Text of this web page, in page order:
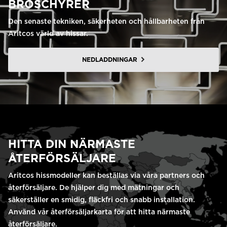
BROSCHYRER
Den senaste tekniken, säkerheten och hållbarheten från
Aritcos värld av hissar.
NEDLADDNINGAR
HITTA DIN NÄRMASTE
ÅTERFÖRSÄLJARE
Aritcos hissmodeller kan beställas via våra partners och
återförsäljare. De hjälper dig med mätningar och
säkerställer en smidig, fläckfri och snabb installation.
Använd vår återförsäljarkarta för att hitta närmaste
återförsäljare.